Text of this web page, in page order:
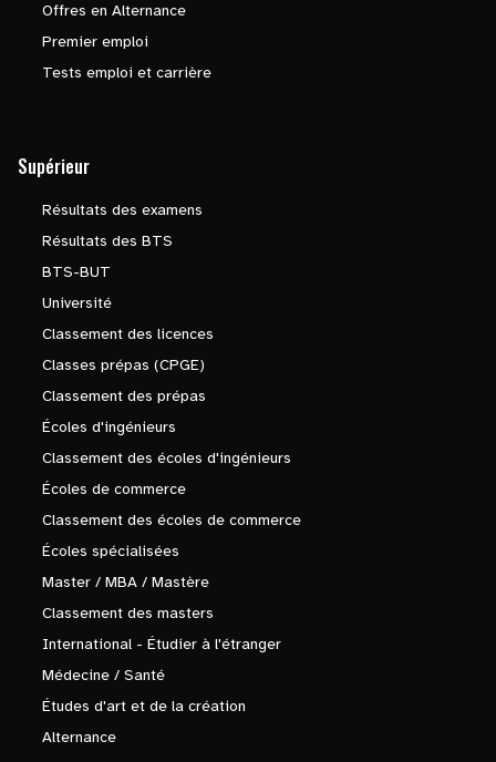
Offres en Alternance
Premier emploi
Tests emploi et carrière
Supérieur
Résultats des examens
Résultats des BTS
BTS-BUT
Université
Classement des licences
Classes prépas (CPGE)
Classement des prépas
Écoles d'ingénieurs
Classement des écoles d'ingénieurs
Écoles de commerce
Classement des écoles de commerce
Écoles spécialisées
Master / MBA / Mastère
Classement des masters
International - Étudier à l'étranger
Médecine / Santé
Études d'art et de la création
Alternance